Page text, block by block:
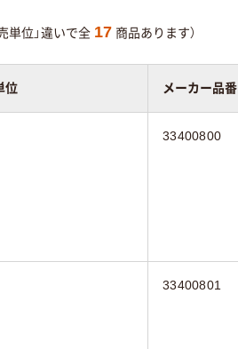
単位」違いで全 17 商品あります）
位 メーカー品番
33400800
33400801